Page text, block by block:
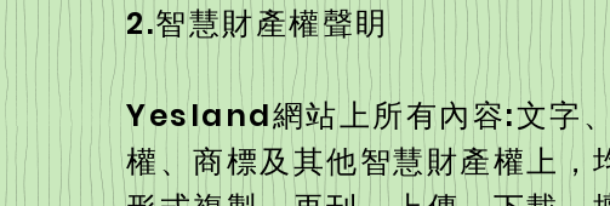
2.智慧財產權聲眀
Yesland網站上所有內容:文字
權、商標及其他智慧財產權上